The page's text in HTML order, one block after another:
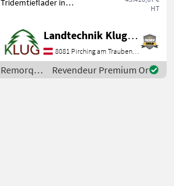
HT
Ausstattungen lieferbar. Als
Beispiel der gezeigte LL800
in folgender Ausstattung: -
Gesamtgewicht 31.000kg
Landtechnik Klug e. U.
8081 Pirching am Traubenberg
Remorques
/ Stronga
Revendeur Premium Or